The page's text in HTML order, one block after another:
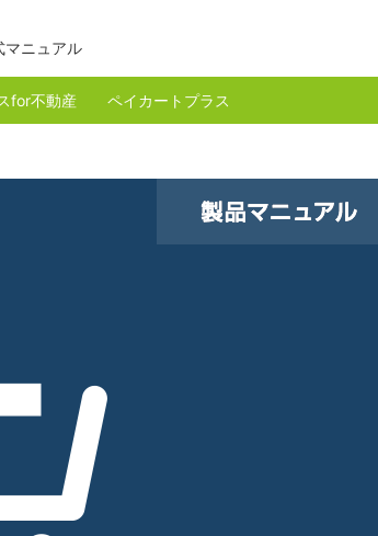
マニュアル
for不動産 ペイカートプラス